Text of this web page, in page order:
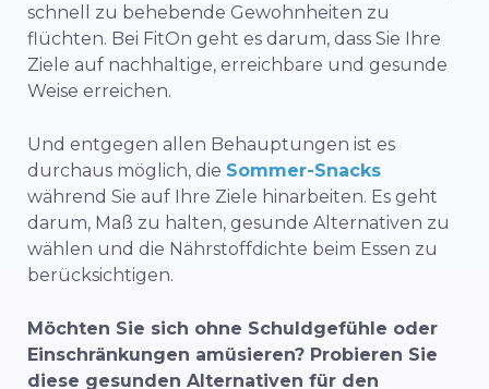
schnell zu behebende Gewohnheiten zu
flüchten. Bei FitOn geht es darum, dass Sie Ihre
Ziele auf nachhaltige, erreichbare und gesunde
Weise erreichen.
Und entgegen allen Behauptungen ist es
durchaus möglich, die Sommer-Snacks
während Sie auf Ihre Ziele hinarbeiten. Es geht
darum, Maß zu halten, gesunde Alternativen zu
wählen und die Nährstoffdichte beim Essen zu
berücksichtigen.
Möchten Sie sich ohne Schuldgefühle oder
Einschränkungen amüsieren? Probieren Sie
diese gesunden Alternativen für den